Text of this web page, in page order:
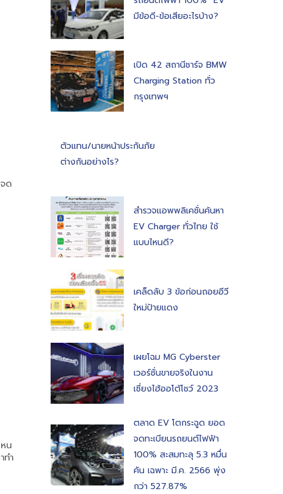
ด
น
ทำ
มีข้อดี-ข้อเสียอะไรบ้าง?
เปิด 42 สถานีชาร์จ BMW
Charging Station ทั่ว
กรุงเทพฯ
ตัวแทน/นายหน้าประกันภัย
ต่างกันอย่างไร?
สำรวจแอพพลิเคชั่นค้นหา
EV Charger ทั่วไทย ใช้
แบบไหนดี?
เคล็ดลับ 3 ข้อก่อนถอยอีวี
ใหม่ป้ายแดง
เผยโฉม MG Cyberster
เวอร์ชั่นขายจริงในงาน
เซี่ยงไฮ้ออโต้โชว์ 2023
ตลาด EV โตกระฉูด ยอด
จดทะเบียนรถยนต์ไฟฟ้า
100% สะสมทะลุ 5.3 หมื่น
คัน เฉพาะ มี.ค. 2566 พุ่ง
กว่า 527.87%